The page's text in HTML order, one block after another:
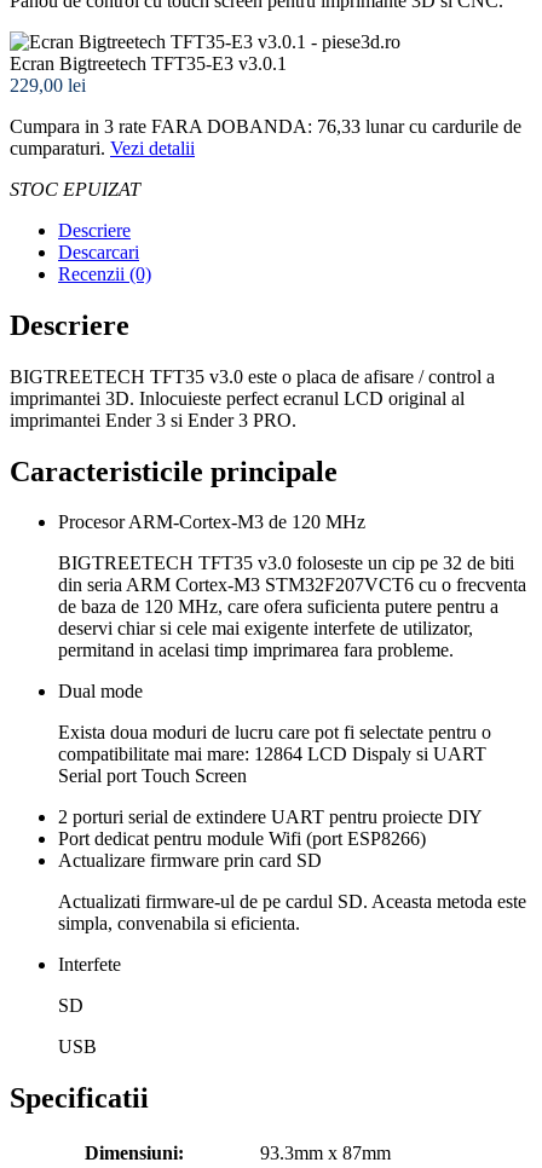
Ecran Bigtreetech TFT35-E3 v3.0.1
229,00 lei
Cumpara in 3 rate FARA DOBANDA: 76,33 lunar cu cardurile de
cumparaturi. Vezi detalii
STOC EPUIZAT
Descriere
Descarcari
Recenzii (0)
Descriere
BIGTREETECH TFT35 v3.0 este o placa de afisare / control a
imprimantei 3D. Inlocuieste perfect ecranul LCD original al
imprimantei Ender 3 si Ender 3 PRO.
Caracteristicile principale
Procesor ARM-Cortex-M3 de 120 MHz
BIGTREETECH TFT35 v3.0 foloseste un cip pe 32 de biti
din seria ARM Cortex-M3 STM32F207VCT6 cu o frecventa
de baza de 120 MHz, care ofera suficienta putere pentru a
deservi chiar si cele mai exigente interfete de utilizator,
permitand in acelasi timp imprimarea fara probleme.
Dual mode
Exista doua moduri de lucru care pot fi selectate pentru o
compatibilitate mai mare: 12864 LCD Dispaly si UART
Serial port Touch Screen
2 porturi serial de extindere UART pentru proiecte DIY
Port dedicat pentru module Wifi (port ESP8266)
Actualizare firmware prin card SD
Actualizati firmware-ul de pe cardul SD. Aceasta metoda este
simpla, convenabila si eficienta.
Interfete
SD
USB
Specificatii
Dimensiuni:
93.3mm x 87mm